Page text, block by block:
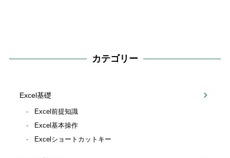
カテゴリー
Excel基礎
Excel前提知識
Excel基本操作
Excelショートカットキー